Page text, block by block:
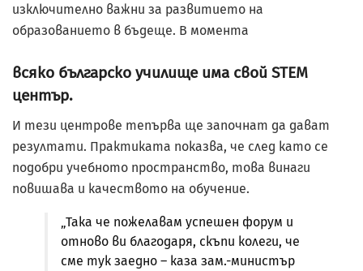
изключително важни за развитието на
образованието в бъдеще. В момента
всяко българско училище има свой STEM
център.
И тези центрове тепърва ще започнат да дават
резултати. Практиката показва, че след като се
подобри учебното пространство, това винаги
повишава и качеството на обучение.
„Така че пожелавам успешен форум и
отново ви благодаря, скъпи колеги, че
сме тук заедно – каза зам.-министър